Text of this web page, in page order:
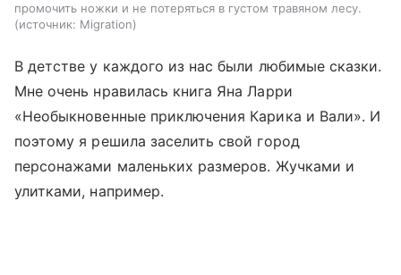
промочить ножки и не потеряться в густом травяном лесу.
источник: Migration
В детстве у каждого из нас были любимые сказки.
Мне очень нравилась книга Яна Ларри
«Необыкновенные приключения Карика и Вали». И
поэтому я решила заселить свой город
персонажами маленьких размеров. Жучками и
улитками, например.